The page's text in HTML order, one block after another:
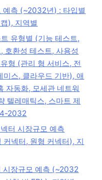
예측 (~2032년) : 타입별
), 지역별
유형별 (기능 테스트,
호환성 테스트, 사용성
형 (관리 형 서비스, 전
스, 클라우드 기반), 애
자동화, 모세관 네트워
텔레매틱스, 스마트 제
2032
터 시장규모 예측
넥터, 원형 커넥터), 지
시장규모 예측 (~2032